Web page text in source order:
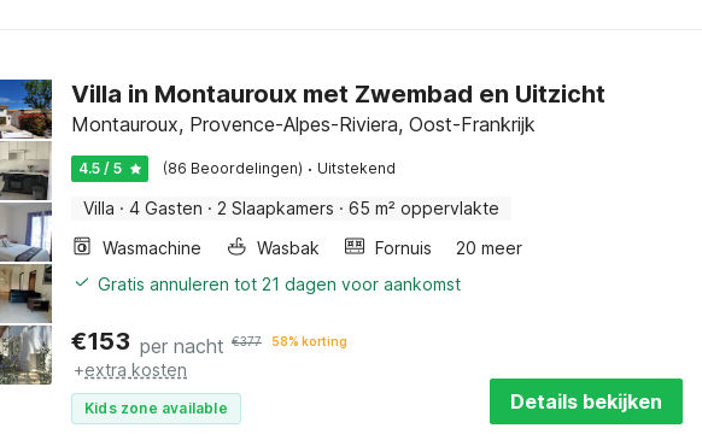
Villa in Montauroux met Zwembad en Uitzicht
Montauroux, Provence-Alpes-Riviera, Oost-Frankrijk
4.5 / 5 (86 Beoordelingen) · Uitstekend
Villa · 4 Gasten · 2 Slaapkamers · 65 m² oppervlakte
Wasmachine
Wasbak Fornuis
20 meer
Gratis annuleren tot 21 dagen voor aankomst
€153 per nacht €377 58% korting
+extra kosten
Kids zone available Details bekijken